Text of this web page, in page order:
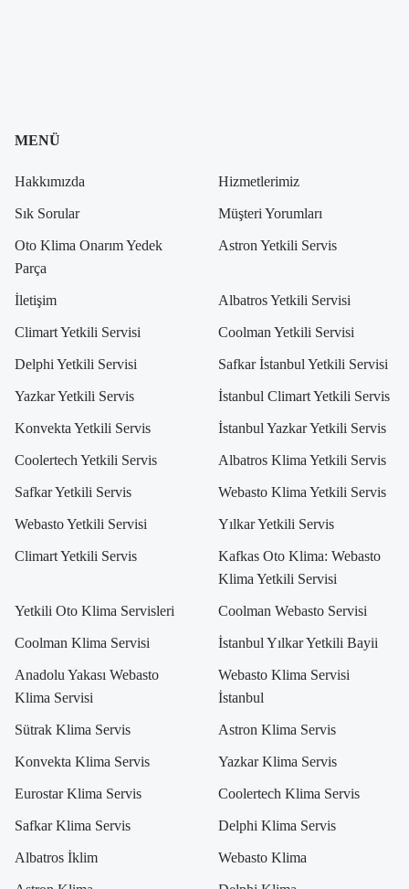
MENÜ
Hakkımızda Hizmetlerimiz
Sık Sorular Müşteri Yorumları
Oto Klima Onarım Yedek
Parça
Astron Yetkili Servis
İletişim Albatros Yetkili Servisi
Climart Yetkili Servisi Coolman Yetkili Servisi
Delphi Yetkili Servisi Safkar İstanbul Yetkili Servisi
Yazkar Yetkili Servis İstanbul Climart Yetkili Servis
Konvekta Yetkili Servis İstanbul Yazkar Yetkili Servis
Coolertech Yetkili Servis Albatros Klima Yetkili Servis
Safkar Yetkili Servis Webasto Klima Yetkili Servis
Webasto Yetkili Servisi Yılkar Yetkili Servis
Climart Yetkili Servis
Kafkas Oto Klima: Webasto
Klima Yetkili Servisi
Yetkili Oto Klima Servisleri Coolman Webasto Servisi
Coolman Klima Servisi İstanbul Yılkar Yetkili Bayii
Anadolu Yakası Webasto
Klima Servisi
Webasto Klima Servisi
İstanbul
Sütrak Klima Servis Astron Klima Servis
Konvekta Klima Servis Yazkar Klima Servis
Eurostar Klima Servis Coolertech Klima Servis
Safkar Klima Servis Delphi Klima Servis
Albatros İklim Webasto Klima